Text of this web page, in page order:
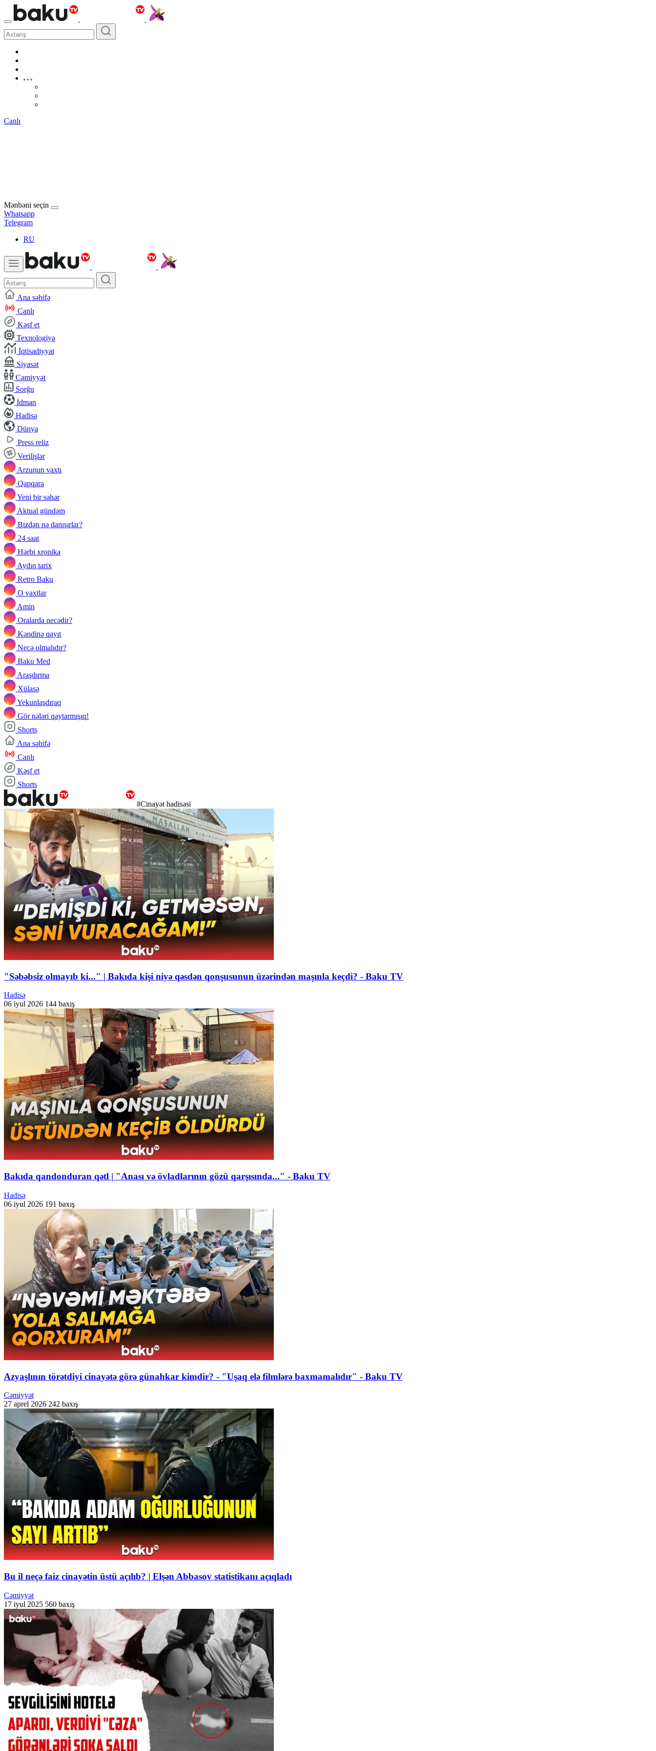
Canlı
Mənbəni seçin
Whatsapp
Telegram
RU
Ana səhifə
Canlı
Kəşf et
Texnologiya
İqtisadiyyat
Siyasət
Cəmiyyət
Sorğu
İdman
Hadisə
Dünya
Press reliz
Verilişlər
Arzunun vaxtı
Qapqara
Yeni bir səhər
Aktual gündəm
Bizdən nə danışırlar?
24 saat
Hərbi xronika
Aydın tarix
Retro Baku
O vaxtlar
Amin
Oralarda necədir?
Kəndinə qayıt
Necə olmalıdır?
Baku Med
Araşdırma
Xülasə
Yekunlaşdıraq
Gör nələri qaytarmışıq!
Shorts
Ana səhifə
Canlı
Kəşf et
Shorts
#Cinayət hadisəsi
"Səbəbsiz olmayıb ki..." | Bakıda kişi niyə qəsdən qonşusunun üzərindən maşınla keçdi? - Baku TV
Hadisə
06 iyul 2026 144 baxış
Bakıda qandonduran qətl | "Anası və övladlarının gözü qarşısında..." - Baku TV
Hadisə
06 iyul 2026 191 baxış
Azyaşlının törətdiyi cinayətə görə günahkar kimdir? - "Uşaq elə filmlərə baxmamalıdır" - Baku TV
Cəmiyyət
27 aprel 2026 242 baxış
Bu il neçə faiz cinayətin üstü açılıb? | Elşən Abbasov statistikanı açıqladı
Cəmiyyət
17 iyul 2025 560 baxış